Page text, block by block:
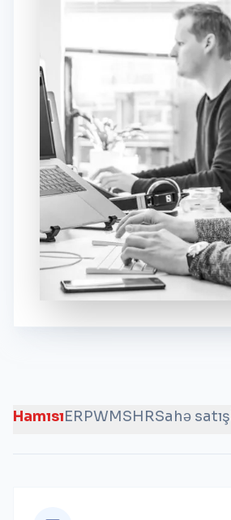
HamısıERPWMSHRSahə satış